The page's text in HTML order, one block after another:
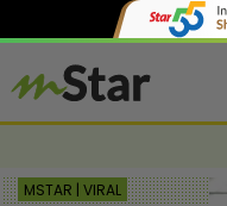
MSTAR | VIRAL